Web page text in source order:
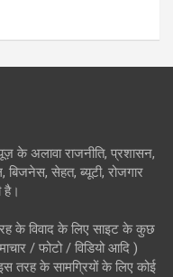
के अलावा राजनीति, प्रशासन,
सेहत, ब्यूटी, रोजगार
है।
के विवाद के लिए साइट के कुछ
/ फोटो / विडियो आदि )
तरह के सामग्रियों के लिए कोई